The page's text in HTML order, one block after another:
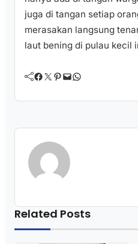
juga di tangan setiap
merasakan langsung
laut bening di pulau kecil
Facebook Twitter Pinterest Mail WhatsApp
Related Posts